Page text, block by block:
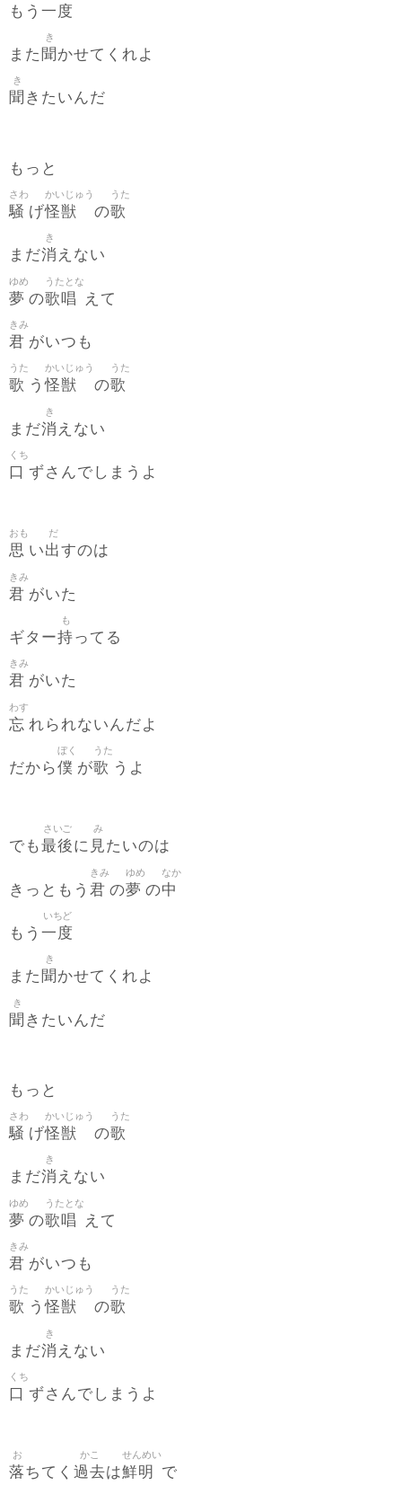
もう 一度
また 聞
き
かせてくれよ
聞
き
きたいんだ
もっと
騒
さわ
げ怪獣
かいじゅう
の歌
うた
まだ消
き
えない
夢
ゆめ
の歌唱
うたとな
えて
君
きみ
がいつも
歌
うた
う怪獣
かいじゅう
の歌
うた
まだ消
き
えない
口
くち
ずさんでしまうよ
思
おも
い出
だ
すのは
君
きみ
がいた
ギター持
も
ってる
君
きみ
がいた
忘
わす
れられないんだよ
だから僕
ぼく
が歌
うた
うよ
でも最後
さいご
に 見
み
たいのは
きっともう 君
きみ
の夢
ゆめ
の中
なか
もう 一度
いちど
また 聞
き
かせてくれよ
聞
き
きたいんだ
もっと
騒
さわ
げ怪獣
かいじゅう
の歌
うた
まだ消
き
えない
夢
ゆめ
の歌唱
うたとな
えて
君
きみ
がいつも
歌
うた
う怪獣
かいじゅう
の歌
うた
まだ消
き
えない
口
くち
ずさんでしまうよ
落
お
ちてく 過去
かこ
は鮮明
せんめい
で